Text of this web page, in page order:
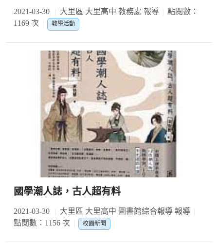
2021-03-30 大里區 大里高中 教務處 報導
點閱數：
1169 次
教學活動
國學潮人誌，古人超有料
2021-03-30
大里區 大里高中 圖書館綜合報導 報導
點閱數：1156 次
校園新聞